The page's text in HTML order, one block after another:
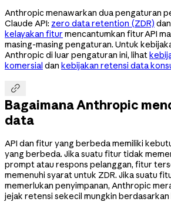
Anthropic menawarkan dua pengaturan
Claude API: zero data retention (ZDR) dan
kelayakan fitur mencantumkan fitur API
masing-masing pengaturan. Untuk
Anthropic di luar pengaturan ini, lihat
komersial dan kebijakan retensi data

Bagaimana Anthropic
data
API dan fitur yang berbeda memiliki
yang berbeda. Jika suatu fitur tidak
prompt atau respons pelanggan, fitur
memenuhi syarat untuk ZDR. Jika suatu
memerlukan penyimpanan, Anthropic
jejak retensi sekecil mungkin